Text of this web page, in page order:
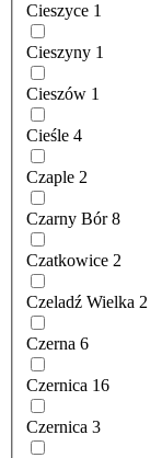
Cieszyce 1
Cieszyny 1
Cieszów 1
Cieśle 4
Czaple 2
Czarny Bór 8
Czatkowice 2
Czeladź Wielka 2
Czerna 6
Czernica 16
Czernica 3